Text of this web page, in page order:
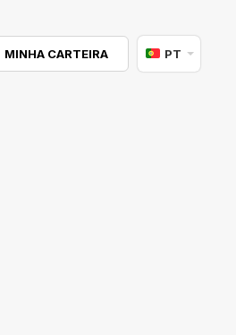
MINHA CARTEIRA PT